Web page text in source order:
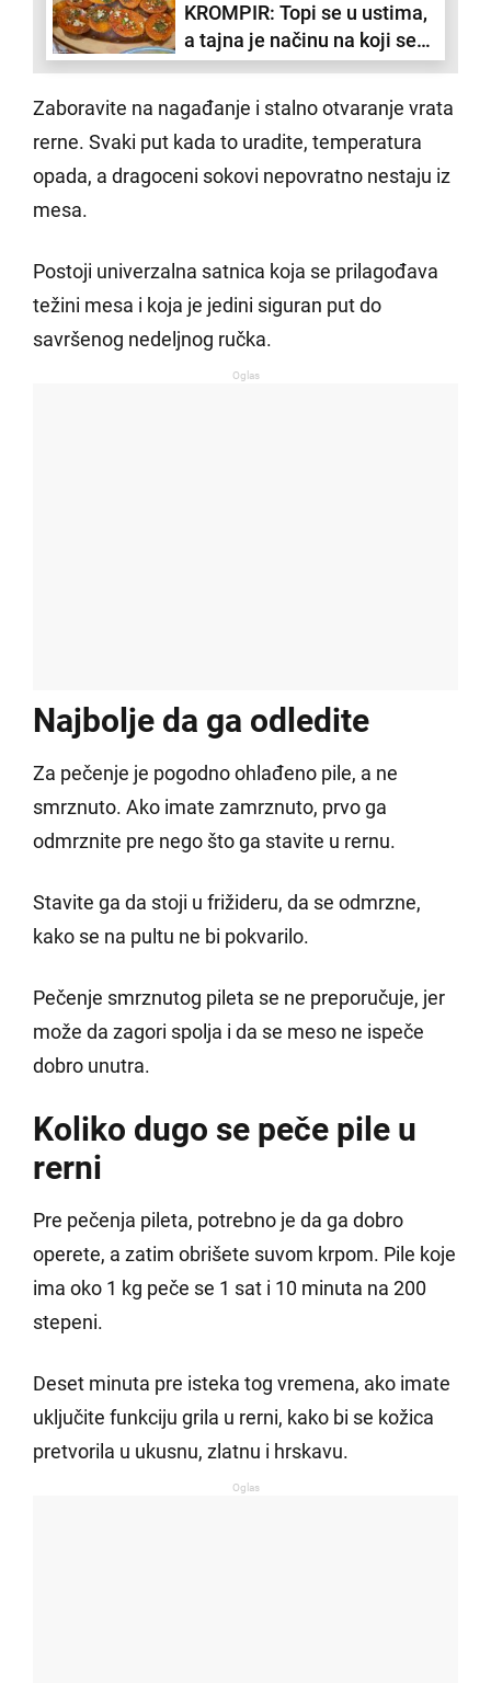
KROMPIR: Topi se u ustima,
a tajna je načinu na koji se
peče (VIDEO)
Zaboravite na nagađanje i stalno otvaranje vrata
rerne. Svaki put kada to uradite, temperatura
opada, a dragoceni sokovi nepovratno nestaju iz
mesa.
Postoji univerzalna satnica koja se prilagođava
težini mesa i koja je jedini siguran put do
savršenog nedeljnog ručka.
Oglas
Najbolje da ga odledite
Za pečenje je pogodno ohlađeno pile, a ne
smrznuto. Ako imate zamrznuto, prvo ga
odmrznite pre nego što ga stavite u rernu.
Stavite ga da stoji u frižideru, da se odmrzne,
kako se na pultu ne bi pokvarilo.
Pečenje smrznutog pileta se ne preporučuje, jer
može da zagori spolja i da se meso ne ispeče
dobro unutra.
Koliko dugo se peče pile u
rerni
Pre pečenja pileta, potrebno je da ga dobro
operete, a zatim obrišete suvom krpom. Pile koje
ima oko 1 kg peče se 1 sat i 10 minuta na 200
stepeni.
Deset minuta pre isteka tog vremena, ako imate
uključite funkciju grila u rerni, kako bi se kožica
pretvorila u ukusnu, zlatnu i hrskavu.
Oglas